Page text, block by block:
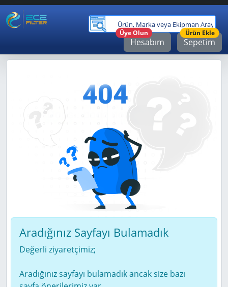
Hesabım
Üye Olun
Sepetim
Ürün Ekle
Aradığınız Sayfayı Bulamadık
Değerli ziyaretçimiz;
Aradığınız sayfayı bulamadık ancak size bazı